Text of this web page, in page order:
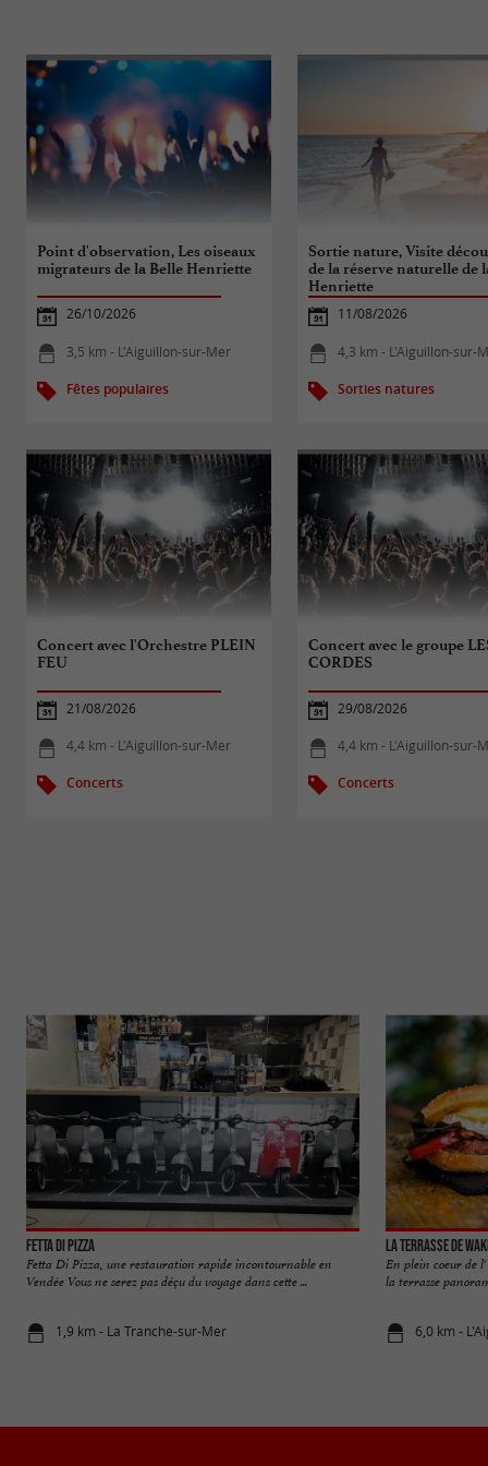
Point d'observation, Les oiseaux
migrateurs de la Belle Henriette
26/10/2026
3,5 km - L'Aiguillon-sur-Mer
Fêtes populaires
Sortie nature, Visite
de la réserve naturelle de
Henriette
11/08/2026
4,3 km - L'Aiguillon-sur-
Sorties natures
Concert avec l'Orchestre PLEIN
FEU
21/08/2026
4,4 km - L'Aiguillon-sur-Mer
Concerts
Concert avec le groupe
CORDES
29/08/2026
4,4 km - L'Aiguillon-sur-
Concerts
Fetta di Pizza
Fetta Di Pizza, une restauration rapide incontournable en
Vendée Vous ne serez pas déçu du voyage dans cette ...
1,9 km - La Tranche-sur-Mer
La Terrasse de
En plein coeur de
la terrasse
6,0 km -